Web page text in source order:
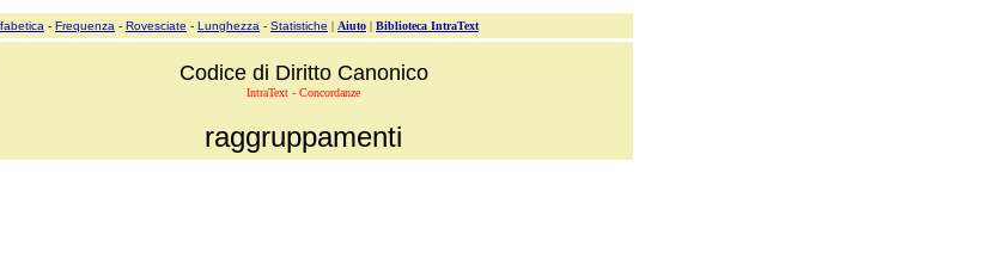
- Frequenza - Rovesciate - Lunghezza - Statistiche | Aiuto | Biblioteca IntraText
Codice di Diritto Canonico
IntraText - Concordanze
raggruppamenti